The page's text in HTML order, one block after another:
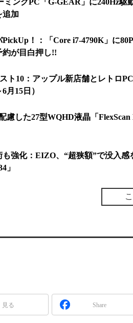
ングPC「G-GEAR」に240Hz駆
追加
PickUp！：「Core i7-4790K」に
約が目白押し!!
ト10：アップル新店舗とレトロ
月15日）
慮した27型WQHD液晶「FlexScan
強化：EIZO、“超狭額”で没入感
」
見る Share